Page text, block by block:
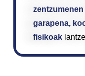
garapena,
fisikoak